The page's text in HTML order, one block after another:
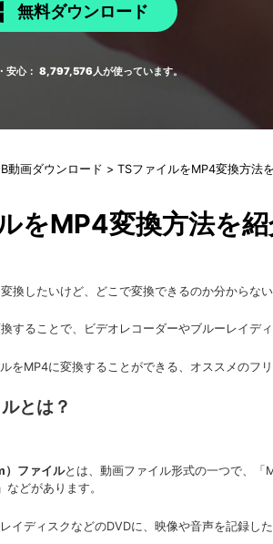
無料ダウンロード
安心： 8,797,576人が使っています。
動画ダウンロード > TSファイルをMP4変換方法
をMP4変換方法を
変換したいけど、どこで変換できるのか分からな
することで、ビデオレコーダーやブルーレイデ
をMP4に変換することができる、オススメの
とは？
ファイルとは、動画ファイル形式の一つで、
どがあります。
イディスクなどのDVDに、映像や音声を記録し